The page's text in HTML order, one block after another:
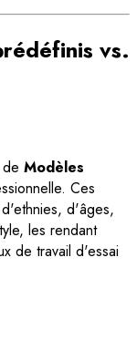
vs.
Modèles
Ces
d'âges,
les rendant
de travail d'essai